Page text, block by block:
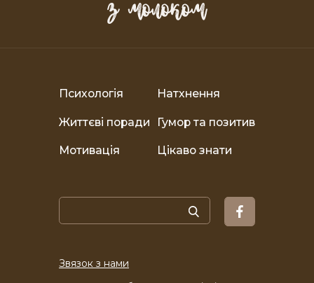
Психологія Натхнення
Життєві поради Гумор та позитив
Мотивація Цікаво знати
Звязок з нами